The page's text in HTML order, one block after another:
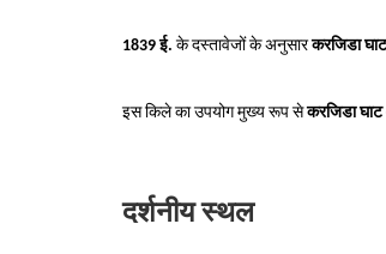
1839 ई. के दस्तावेजों के अनुसारकरजिडा
इस किले का उपयोग मुख्य रूप सेकरजिडा
दर्शनीय स्थल